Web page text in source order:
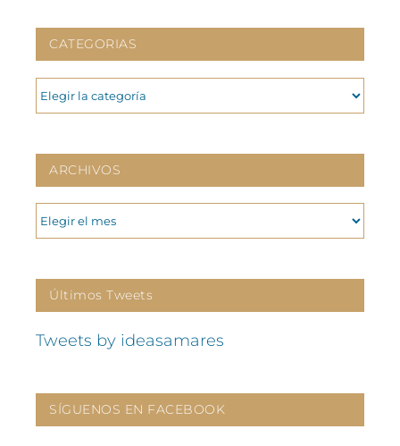
CATEGORIAS
CATEGORIAS
ARCHIVOS
ARCHIVOS
Últimos Tweets
Tweets by ideasamares
SÍGUENOS EN FACEBOOK